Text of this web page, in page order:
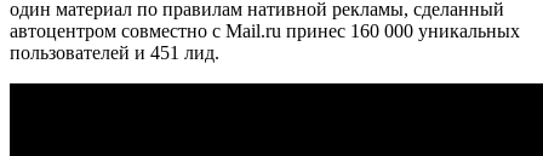
один материал по правилам нативной рекламы, сделанный
автоцентром совместно c Mail.ru принес 160 000 уникальных
пользователей и 451 лид.